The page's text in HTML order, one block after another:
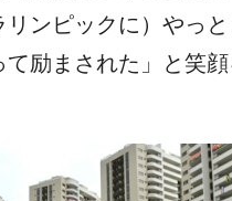
リンピックに）やっと
て励まされた」と笑